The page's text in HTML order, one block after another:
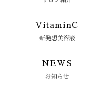
VitaminC
新発想美容液
NEWS
お知らせ